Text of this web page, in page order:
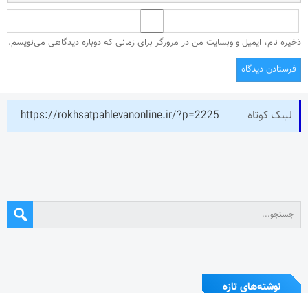
ذخیره نام، ایمیل و وبسایت من در مرورگر برای زمانی که دوباره دیدگاهی می‌نویسم.
لینک کوتاه https://rokhsatpahlevanonline.ir/?p=2225
نوشته‌های تازه